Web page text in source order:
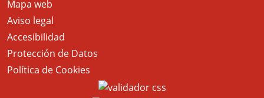
Mapa web
Aviso legal
Accesibilidad
Protección de Datos
Política de Cookies